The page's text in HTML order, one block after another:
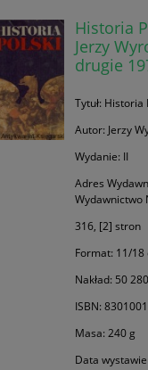
Historia
Jerzy
drugie
Tytuł: Historia
Autor: Jerzy
Wydanie: II
Adres
Wydawnictwo
316, [2] stron
Format: 11/18
Nakład: 50
ISBN:
Masa: 240 g
Data